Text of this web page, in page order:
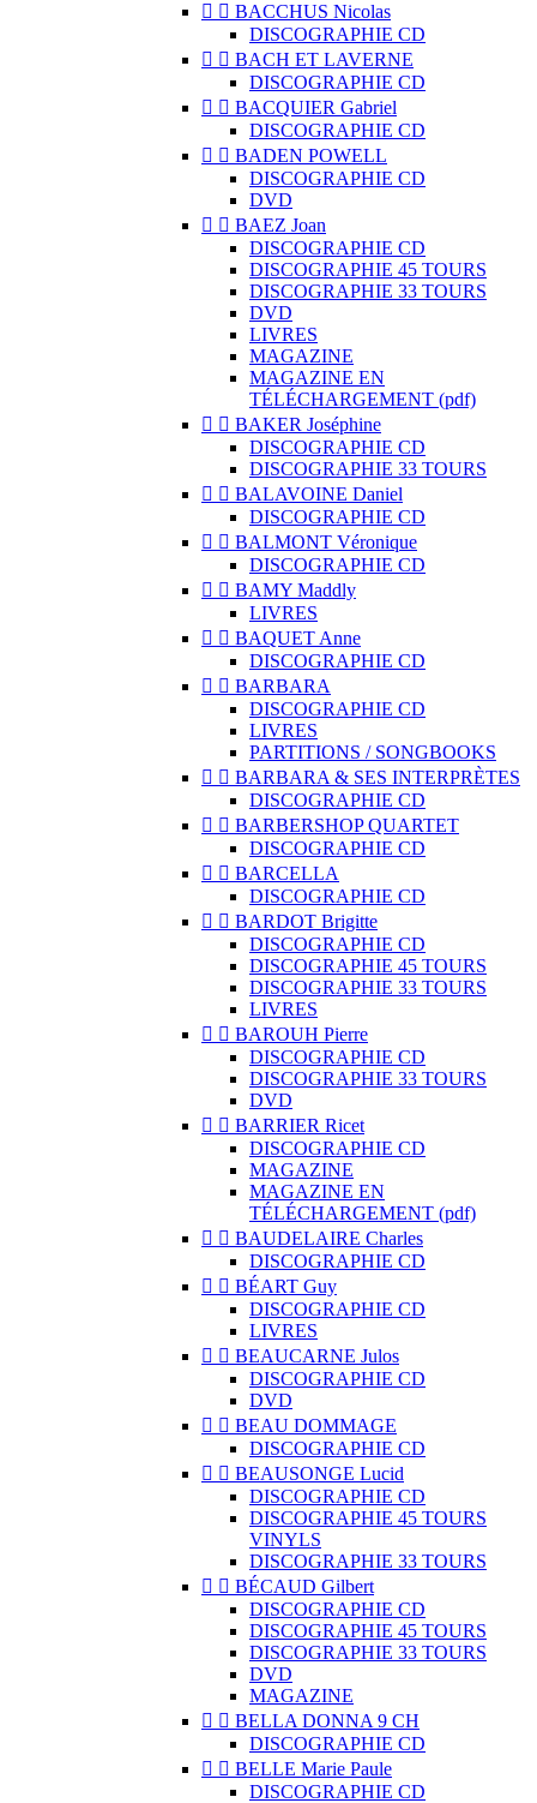
  BACCHUS Nicolas
DISCOGRAPHIE CD
  BACH ET LAVERNE
DISCOGRAPHIE CD
  BACQUIER Gabriel
DISCOGRAPHIE CD
  BADEN POWELL
DISCOGRAPHIE CD
DVD
  BAEZ Joan
DISCOGRAPHIE CD
DISCOGRAPHIE 45 TOURS
DISCOGRAPHIE 33 TOURS
DVD
LIVRES
MAGAZINE
MAGAZINE EN
TÉLÉCHARGEMENT (pdf)
  BAKER Joséphine
DISCOGRAPHIE CD
DISCOGRAPHIE 33 TOURS
  BALAVOINE Daniel
DISCOGRAPHIE CD
  BALMONT Véronique
DISCOGRAPHIE CD
  BAMY Maddly
LIVRES
  BAQUET Anne
DISCOGRAPHIE CD
  BARBARA
DISCOGRAPHIE CD
LIVRES
PARTITIONS / SONGBOOKS
  BARBARA & SES INTERPRÈTES
DISCOGRAPHIE CD
  BARBERSHOP QUARTET
DISCOGRAPHIE CD
  BARCELLA
DISCOGRAPHIE CD
  BARDOT Brigitte
DISCOGRAPHIE CD
DISCOGRAPHIE 45 TOURS
DISCOGRAPHIE 33 TOURS
LIVRES
  BAROUH Pierre
DISCOGRAPHIE CD
DISCOGRAPHIE 33 TOURS
DVD
  BARRIER Ricet
DISCOGRAPHIE CD
MAGAZINE
MAGAZINE EN
TÉLÉCHARGEMENT (pdf)
  BAUDELAIRE Charles
DISCOGRAPHIE CD
  BÉART Guy
DISCOGRAPHIE CD
LIVRES
  BEAUCARNE Julos
DISCOGRAPHIE CD
DVD
  BEAU DOMMAGE
DISCOGRAPHIE CD
  BEAUSONGE Lucid
DISCOGRAPHIE CD
DISCOGRAPHIE 45 TOURS
VINYLS
DISCOGRAPHIE 33 TOURS
  BÉCAUD Gilbert
DISCOGRAPHIE CD
DISCOGRAPHIE 45 TOURS
DISCOGRAPHIE 33 TOURS
DVD
MAGAZINE
  BELLA DONNA 9 CH
DISCOGRAPHIE CD
  BELLE Marie Paule
DISCOGRAPHIE CD